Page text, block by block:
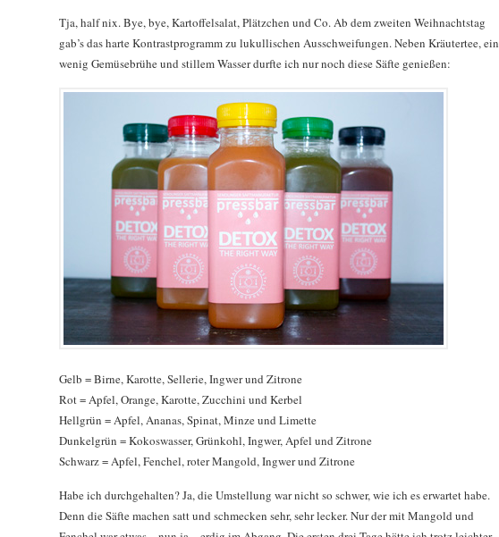
Tja, half nix. Bye, bye, Kartoffelsalat, Plätzchen und Co. Ab dem zweiten Weihnachtstag
gab’s das harte Kontrastprogramm zu lukullischen Ausschweifungen. Neben Kräutertee, ein
wenig Gemüsebrühe und stillem Wasser durfte ich nur noch diese Säfte genießen:
Gelb = Birne, Karotte, Sellerie, Ingwer und Zitrone
Rot = Apfel, Orange, Karotte, Zucchini und Kerbel
Hellgrün = Apfel, Ananas, Spinat, Minze und Limette
Dunkelgrün = Kokoswasser, Grünkohl, Ingwer, Apfel und Zitrone
Schwarz = Apfel, Fenchel, roter Mangold, Ingwer und Zitrone
Habe ich durchgehalten? Ja, die Umstellung war nicht so schwer, wie ich es erwartet habe.
Denn die Säfte machen satt und schmecken sehr, sehr lecker. Nur der mit Mangold und